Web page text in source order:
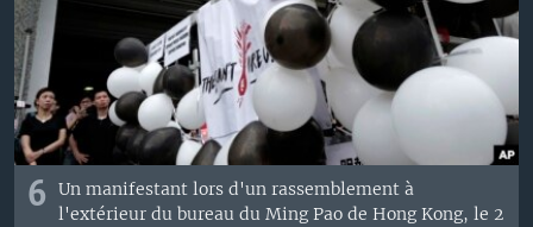
6
Un manifestant lors d'un rassemblement à
l'extérieur du bureau du Ming Pao de Hong Kong, le 2